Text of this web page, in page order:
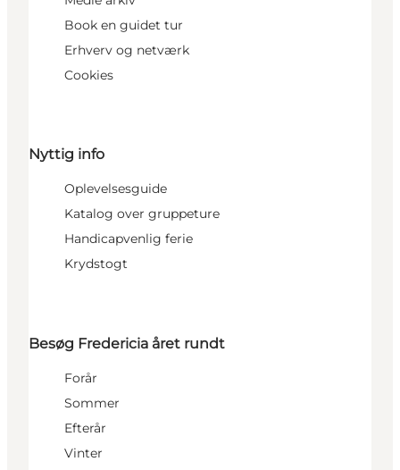
Book en guidet tur
Erhverv og netværk
Cookies
Nyttig info
Oplevelsesguide
Katalog over gruppeture
Handicapvenlig ferie
Krydstogt
Besøg Fredericia året rundt
Forår
Sommer
Efterår
Vinter